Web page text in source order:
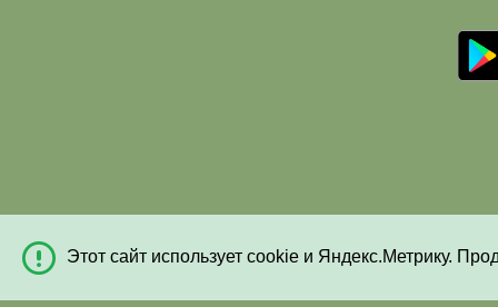
Этот сайт использует cookie и Яндекс.Метрику.